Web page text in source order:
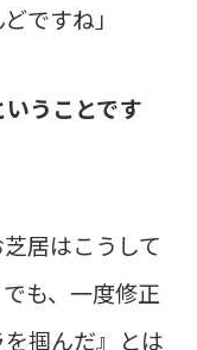
ですね」
いうことです
居はこうして
も、一度修正
掴んだ』とは